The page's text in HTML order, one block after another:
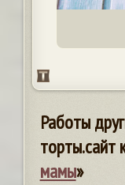
Работы
торты.сайт
мамы»